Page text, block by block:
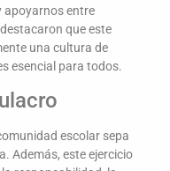
apoyarnos entre
que este
una cultura de
esencial para todos.
escolar sepa
Además, este ejercicio